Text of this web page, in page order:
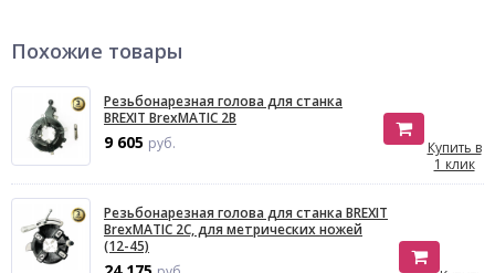
Похожие товары
Резьбонарезная голова для станка
BREXIT BrexMATIC 2B
9 605 руб.
Купить в
1 клик
Резьбонарезная голова для станка BREXIT
BrexMATIC 2С, для метрических ножей
(12-45)